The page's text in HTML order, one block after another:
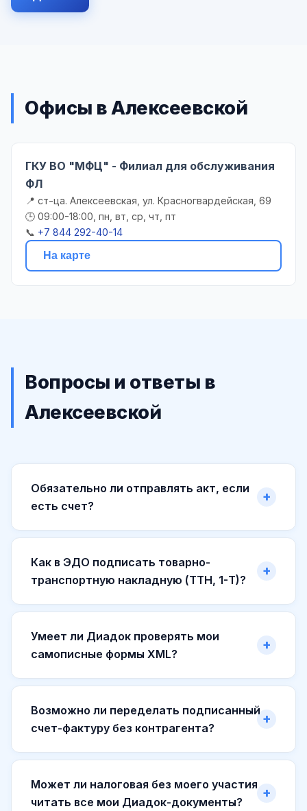
Офисы в Алексеевской
ГКУ ВО "МФЦ" - Филиал для обслуживания
ФЛ
📍 ст-ца. Алексеевская, ул. Красногвардейская, 69
🕒 09:00-18:00, пн, вт, ср, чт, пт
📞 +7 844 292-40-14
На карте
Вопросы и ответы в
Алексеевской
Обязательно ли отправлять акт, если
есть счет?
Как в ЭДО подписать товарно-
транспортную накладную (ТТН, 1-Т)?
Умеет ли Диадок проверять мои
самописные формы XML?
Возможно ли переделать подписанный
счет-фактуру без контрагента?
Может ли налоговая без моего участия
читать все мои Диадок-документы?